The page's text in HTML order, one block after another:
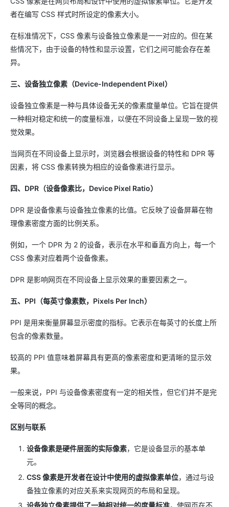
者在编写 CSS 样式时所设定的像素大小。
在标准情况下，CSS 像素与设备独立像素是一一对应的。但在某
些情况下，由于设备的特性和显示设置，它们之间可能会存在差
异。
三、设备独立像素（Device-Independent Pixel）
设备独立像素是一种与具体设备无关的像素度量单位。它旨在提供
一种相对稳定和统一的度量标准，以便在不同设备上呈现一致的视
觉效果。
当网页在不同设备上显示时，浏览器会根据设备的特性和 DPR 等
因素，将 CSS 像素转换为相应的设备像素进行显示。
四、DPR（设备像素比，Device Pixel Ratio）
DPR 是设备像素与设备独立像素的比值。它反映了设备屏幕在物
理像素密度方面的比例关系。
例如，一个 DPR 为 2 的设备，表示在水平和垂直方向上，每一个
CSS 像素对应着两个设备像素。
DPR 是影响网页在不同设备上显示效果的重要因素之一。
五、PPI（每英寸像素数，Pixels Per Inch）
PPI 是用来衡量屏幕显示密度的指标。它表示在每英寸的长度上所
包含的像素数量。
较高的 PPI 值意味着屏幕具有更高的像素密度和更清晰的显示效
果。
一般来说，PPI 与设备像素密度有一定的相关性，但它们并不是完
全等同的概念。
区别与联系
设备像素是硬件层面的实际像素，它是设备显示的基本单
元。
CSS 像素是开发者在设计中使用的虚拟像素单位，通过与设
备独立像素的对应关系来实现网页的布局和呈现。
设备独立像素提供了一种相对统一的度量标准，使网页在不